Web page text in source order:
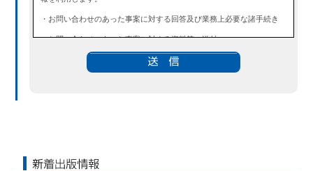
・お問い合わせのあった事案に対する回答及び業務上必要な諸手続き
・お問い合わせのあった事案に対する資料等の送付
■個人情報の第三者提供について
合は、上記利用目的を達成できない場合がありますのでご了承ください。